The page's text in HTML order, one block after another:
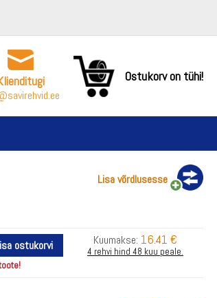
Ostukorv on tühi!
Lisa võrdlusesse
Kuumakse: 16.41 €
4 rehvi hind 48 kuu peale.